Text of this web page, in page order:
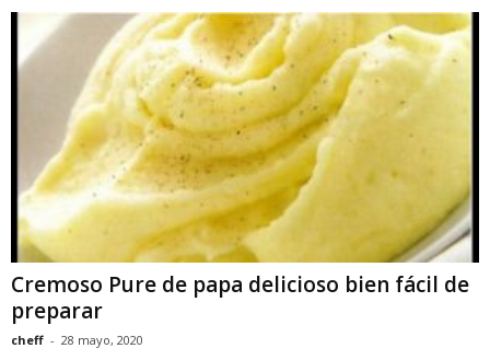
Cremoso Pure de papa delicioso bien fácil de
preparar
cheff - 28 mayo, 2020